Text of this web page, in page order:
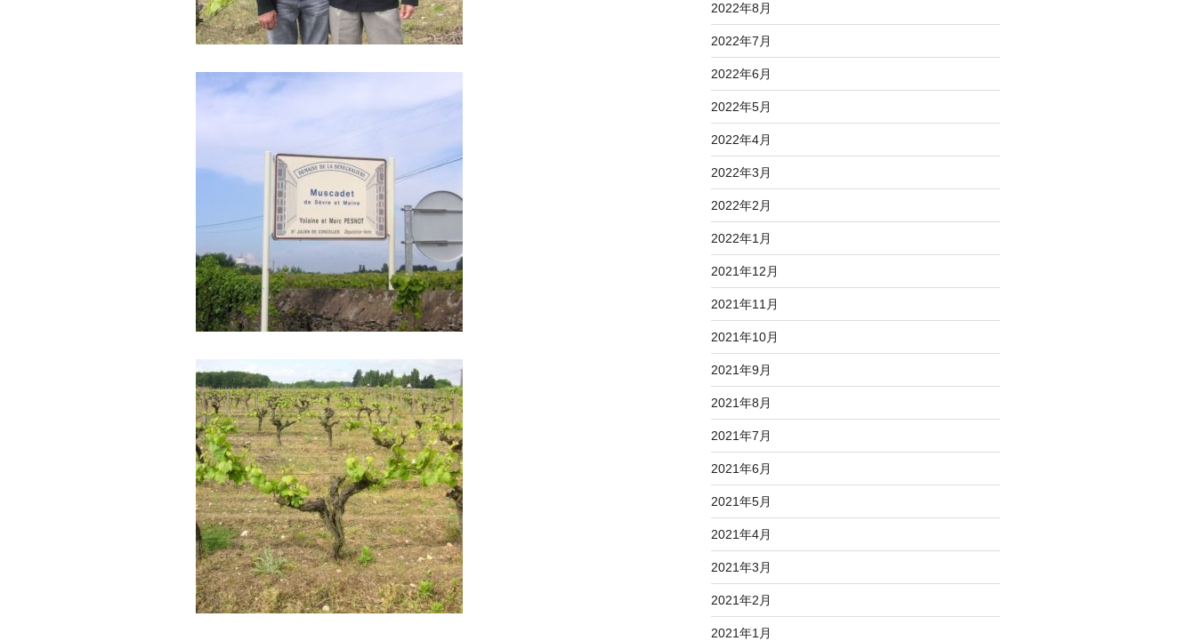
2022年8月
2022年7月
2022年6月
2022年5月
2022年4月
2022年3月
2022年2月
2022年1月
2021年12月
2021年11月
2021年10月
2021年9月
2021年8月
2021年7月
2021年6月
2021年5月
2021年4月
2021年3月
2021年2月
2021年1月